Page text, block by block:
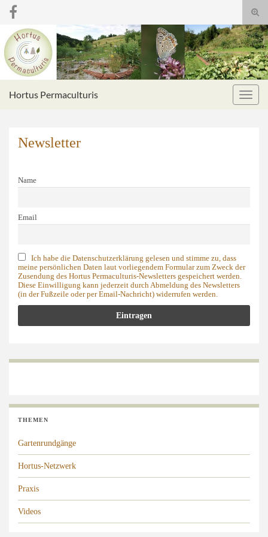
Search for:
Hortus Permaculturis
Newsletter
Name
Email
Ich habe die Datenschutzerklärung gelesen und stimme zu, dass
meine persönlichen Daten laut vorliegendem Formular zum Zweck der
Zusendung des Hortus Permaculturis-Newsletters gespeichert werden.
Diese Einwilligung kann jederzeit durch Abmeldung des Newsletters
(in der Fußzeile oder per Email-Nachricht) widerrufen werden.
THEMEN
Gartenrundgänge
Hortus-Netzwerk
Praxis
Videos